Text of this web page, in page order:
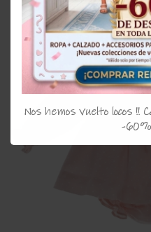
Nos hemos vuelto locos
-